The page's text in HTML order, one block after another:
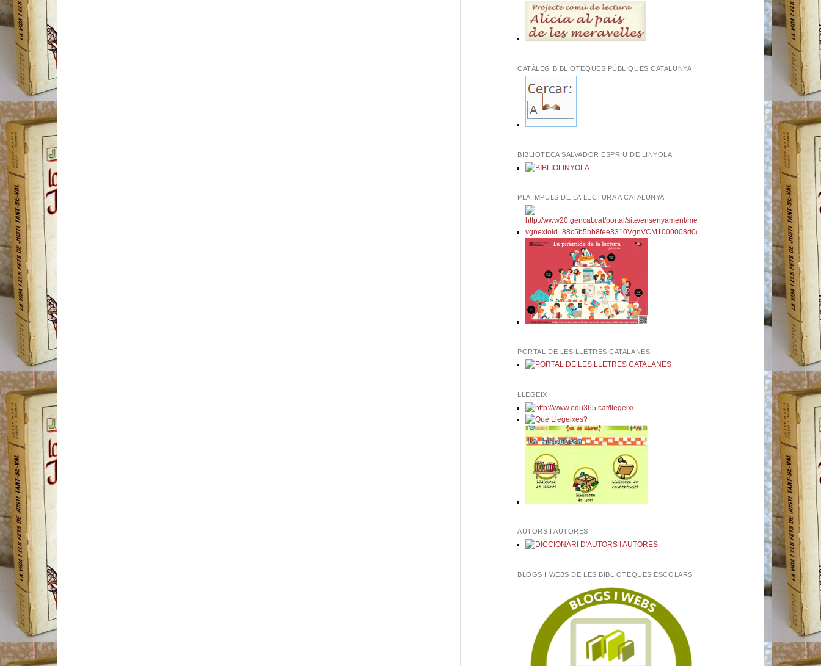
CATÀLEG BIBLIOTEQUES PÚBLIQUES CATALUNYA
BIBLIOTECA SALVADOR ESPRIU DE LINYOLA
PLA IMPULS DE LA LECTURA A CATALUNYA
PORTAL DE LES LLETRES CATALANES
LLEGEIX
AUTORS I AUTORES
BLOGS I WEBS DE LES BIBLIOTEQUES ESCOLARS